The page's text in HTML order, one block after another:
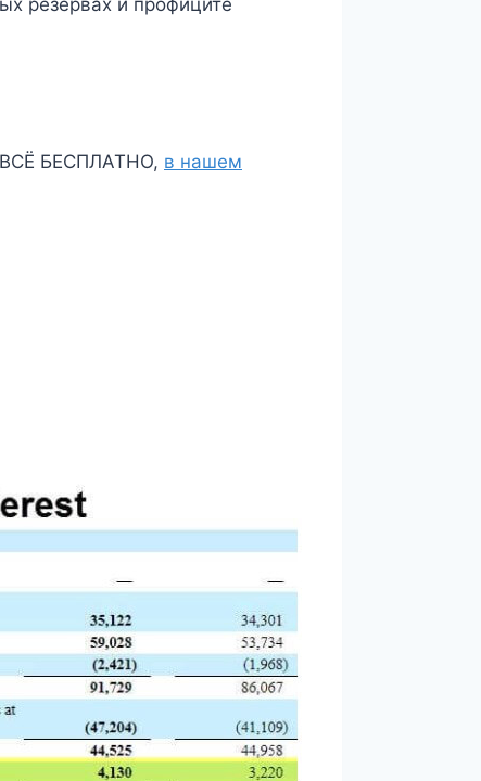
ВСЁ БЕСПЛАТНО, в нашем